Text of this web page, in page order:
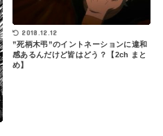
2018.12.12
”死柄木弔”のイントネーションに違和
感あるんだけど皆はどう？【2ch まと
め】